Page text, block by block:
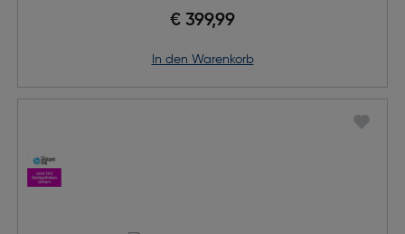
€ 399,99
in den Warenkorb